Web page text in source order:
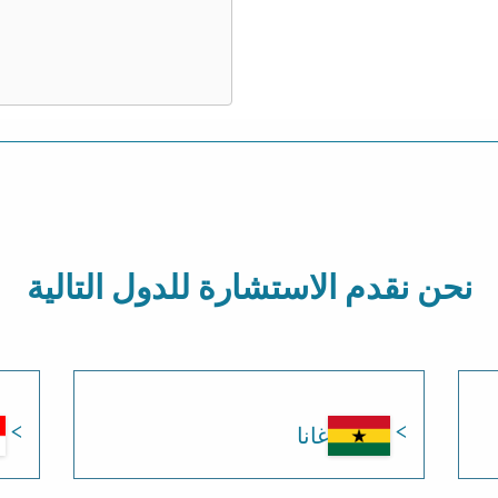
نحن نقدم الاستشارة للدول التالية
غانا